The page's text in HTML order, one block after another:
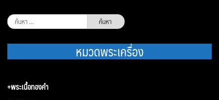
ค้นหา
สำหรับ:
หมวดพระเครื่อง
+พระเนื้อทองคำ